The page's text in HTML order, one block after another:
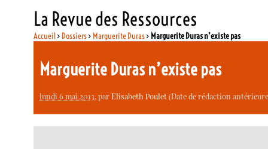
La Revue des Ressources
Accueil> Dossiers> Marguerite Duras> Marguerite Duras n’existe pas
Marguerite Duras n’existe pas
lundi 6 mai 2013, parElisabeth Poulet(Date de rédaction